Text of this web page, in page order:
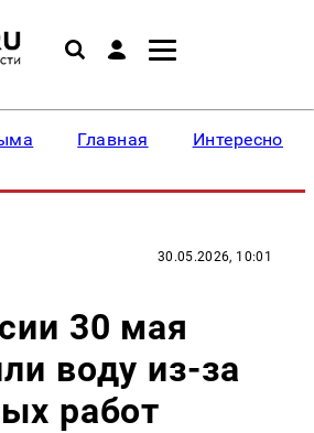
Главная Интересное
30.05.2026, 10:01
30 мая
воду из-за
работ